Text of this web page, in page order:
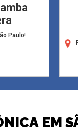
Paulo!
EM